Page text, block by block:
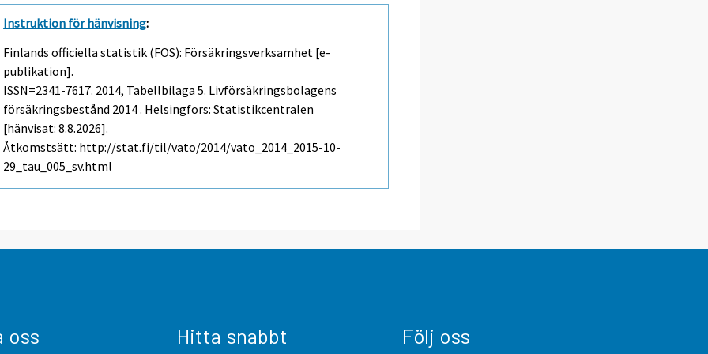
Instruktion för hänvisning:
Finlands officiella statistik (FOS): Försäkringsverksamhet [e-
publikation].
ISSN=2341-7617. 2014, Tabellbilaga 5. Livförsäkringsbolagens
försäkringsbestånd 2014 . Helsingfors: Statistikcentralen
[hänvisat: 8.8.2026].
Åtkomstsätt: http://stat.fi/til/vato/2014/vato_2014_2015-10-
29_tau_005_sv.html
oss Hitta snabbt Följ oss